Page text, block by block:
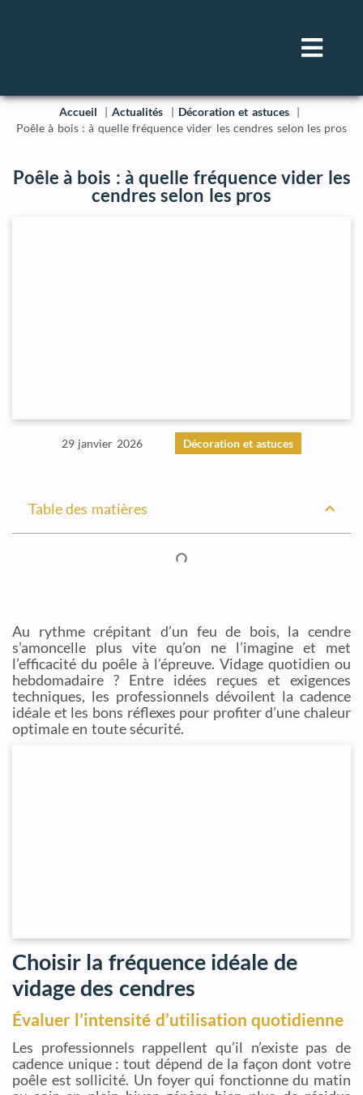
Accueil Actualités
Décoration et astuces
Poêle à bois : à quelle fréquence vider les cendres selon les pros
Poêle à bois : à quelle fréquence vider les
cendres selon les pros
29 janvier 2026 Décoration et astuces
Table des matières
Au rythme crépitant d’un feu de bois, la cendre
s’amoncelle plus vite qu’on ne l’imagine et met
l’efficacité du poêle à l’épreuve. Vidage quotidien ou
hebdomadaire ? Entre idées reçues et exigences
techniques, les professionnels dévoilent la cadence
idéale et les bons réflexes pour profiter d’une chaleur
optimale en toute sécurité.
Choisir la fréquence idéale de
vidage des cendres
Évaluer l’intensité d’utilisation quotidienne
Les professionnels rappellent qu’il n’existe pas de
cadence unique : tout dépend de la façon dont votre
poêle est sollicité. Un foyer qui fonctionne du matin